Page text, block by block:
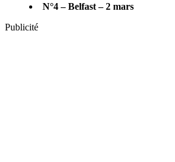
N°4 – Belfast – 2 mars
Publicité